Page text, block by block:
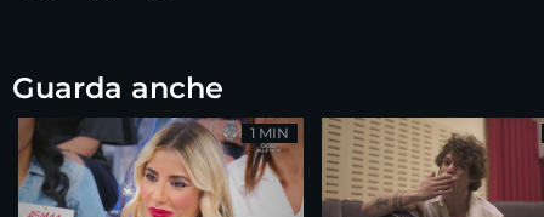
Guarda anche
1 MIN